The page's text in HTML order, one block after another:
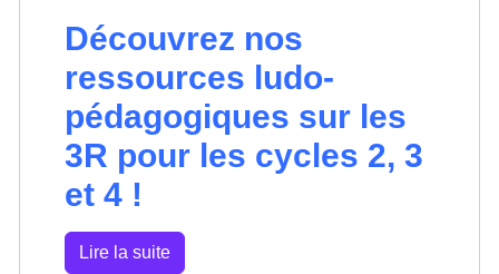
Découvrez nos
ressources ludo-
pédagogiques sur les
3R pour les cycles 2, 3
et 4 !
Lire la suite